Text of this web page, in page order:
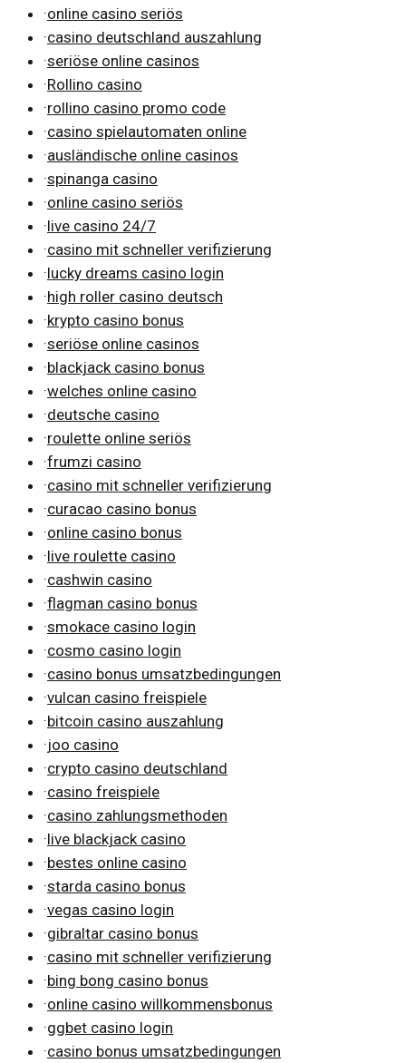
·online casino seriös
·casino deutschland auszahlung
·seriöse online casinos
·Rollino casino
·rollino casino promo code
·casino spielautomaten online
·ausländische online casinos
·spinanga casino
·online casino seriös
·live casino 24/7
·casino mit schneller verifizierung
·lucky dreams casino login
·high roller casino deutsch
·krypto casino bonus
·seriöse online casinos
·blackjack casino bonus
·welches online casino
·deutsche casino
·roulette online seriös
·frumzi casino
·casino mit schneller verifizierung
·curacao casino bonus
·online casino bonus
·live roulette casino
·cashwin casino
·flagman casino bonus
·smokace casino login
·cosmo casino login
·casino bonus umsatzbedingungen
·vulcan casino freispiele
·bitcoin casino auszahlung
·joo casino
·crypto casino deutschland
·casino freispiele
·casino zahlungsmethoden
·live blackjack casino
·bestes online casino
·starda casino bonus
·vegas casino login
·gibraltar casino bonus
·casino mit schneller verifizierung
·bing bong casino bonus
·online casino willkommensbonus
·ggbet casino login
·casino bonus umsatzbedingungen